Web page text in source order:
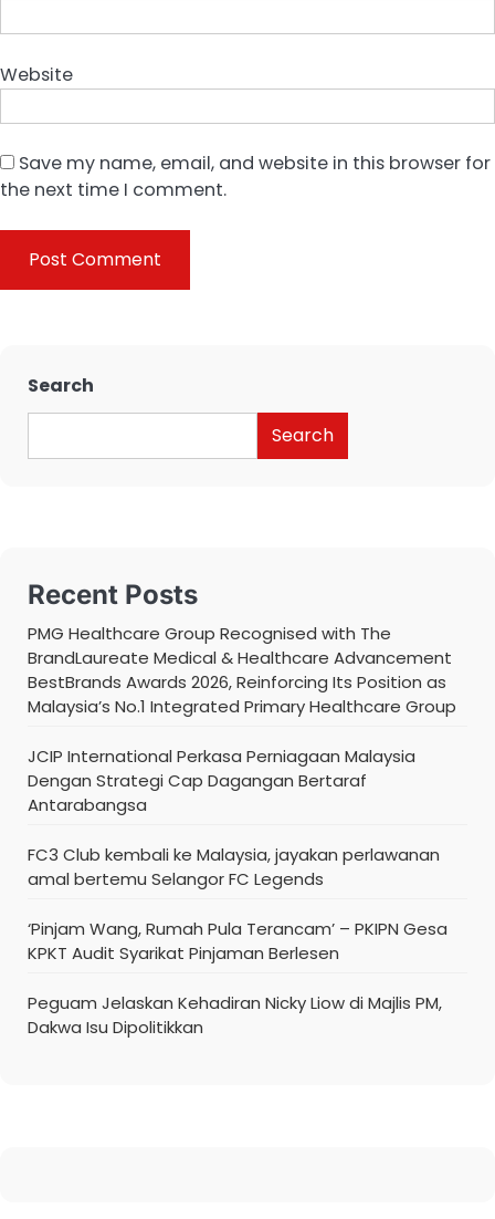
Website
Save my name, email, and website in this browser for
the next time I comment.
Search
Search
Recent Posts
PMG Healthcare Group Recognised with The
BrandLaureate Medical & Healthcare Advancement
BestBrands Awards 2026, Reinforcing Its Position as
Malaysia’s No.1 Integrated Primary Healthcare Group
JCIP International Perkasa Perniagaan Malaysia
Dengan Strategi Cap Dagangan Bertaraf
Antarabangsa
FC3 Club kembali ke Malaysia, jayakan perlawanan
amal bertemu Selangor FC Legends
‘Pinjam Wang, Rumah Pula Terancam’ – PKIPN Gesa
KPKT Audit Syarikat Pinjaman Berlesen
Peguam Jelaskan Kehadiran Nicky Liow di Majlis PM,
Dakwa Isu Dipolitikkan